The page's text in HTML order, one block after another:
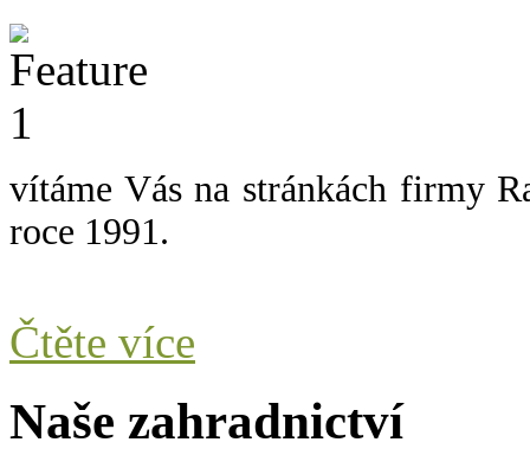
vítáme Vás na stránkách firmy
roce 1991.
Čtěte více
Naše zahradnictví